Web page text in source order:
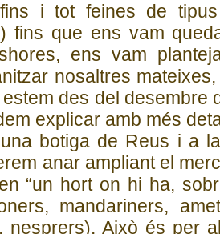
i tot feines de
fins que ens vam
ens vam
nosaltres
des del desembre
explicar amb més
botiga de Reus i a
anar ampliant el
“un hort on hi ha,
mandariners,
nesprers). Això és per